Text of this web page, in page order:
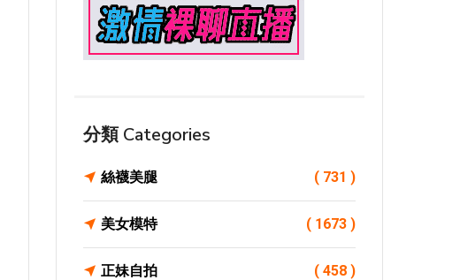
分類 Categories
絲襪美腿 ( 731 )
美女模特 ( 1673 )
正妹自拍 ( 458 )